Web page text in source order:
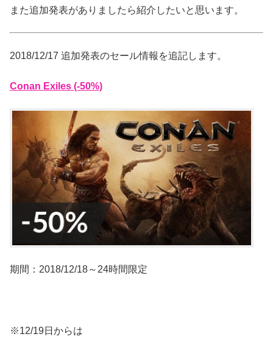
また追加発表がありましたら紹介したいと思います。
2018/12/17 追加発表のセール情報を追記します。
Conan Exiles (-50%)
期間：2018/12/18～24時間限定
※12/19日からは